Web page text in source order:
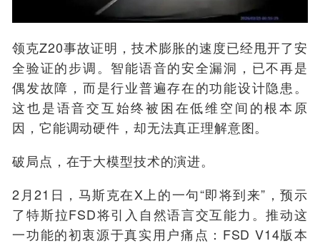
领克Z20事故证明，技术膨胀的速度已经甩开了安
全验证的步调。智能语音的安全漏洞，已不再是
偶发故障，而是行业普遍存在的功能设计隐患。
这也是语音交互始终被困在低维空间的根本原
因，它能调动硬件，却无法真正理解意图。
破局点，在于大模型技术的演进。
2月21日，马斯克在X上的一句“即将到来”，预示
了特斯拉FSD将引入自然语言交互能力。推动这
一功能的初衷源于真实用户痛点：FSD V14版本